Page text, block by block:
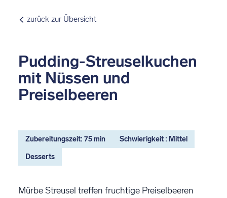
zurück zur Übersicht
Pudding-Streuselkuchen
mit Nüssen und
Preiselbeeren
Zubereitungszeit: 75 min Schwierigkeit : Mittel
Desserts
Mürbe Streusel treffen fruchtige Preiselbeeren